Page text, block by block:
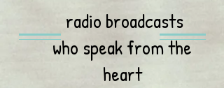
radio broadcasts
who speak from the
heart